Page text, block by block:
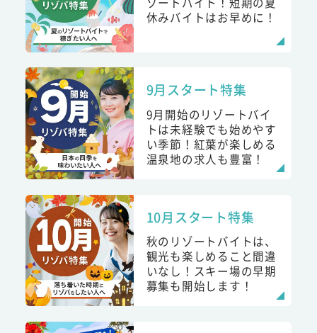
休みバイトはお早めに！
9月スタート特集
9月開始のリゾートバイ
トは未経験でも始めやす
い季節！紅葉が楽しめる
温泉地の求人も豊富！
10月スタート特集
秋のリゾートバイトは、
観光も楽しめること間違
いなし！スキー場の早期
募集も開始します！